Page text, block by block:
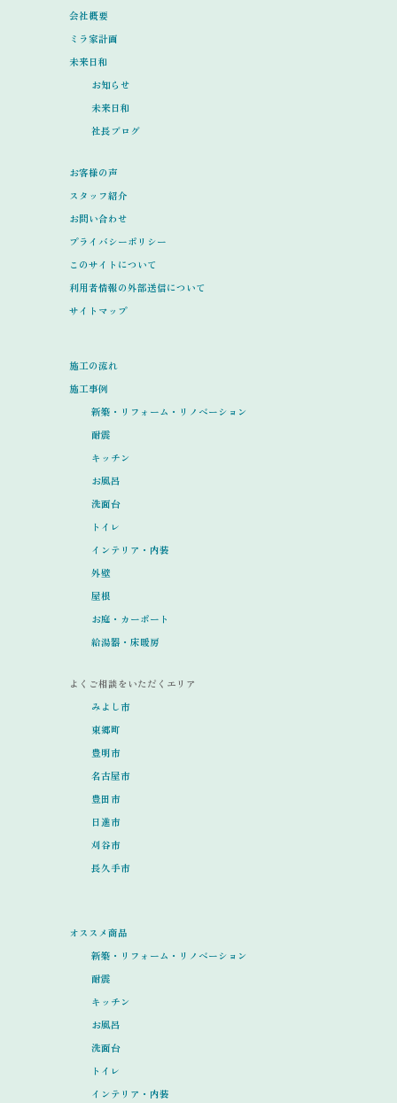
会社概要
ミラ家計画
未来日和
お知らせ
未来日和
社長ブログ
お客様の声
スタッフ紹介
お問い合わせ
プライバシーポリシー
このサイトについて
利用者情報の外部送信について
サイトマップ
施工の流れ
施工事例
新築・リフォーム・リノベーション
耐震
キッチン
お風呂
洗面台
トイレ
インテリア・内装
外壁
屋根
お庭・カーポート
給湯器・床暖房
よくご相談をいただくエリア
みよし市
東郷町
豊明市
名古屋市
豊田市
日進市
刈谷市
長久手市
オススメ商品
新築・リフォーム・リノベーション
耐震
キッチン
お風呂
洗面台
トイレ
インテリア・内装